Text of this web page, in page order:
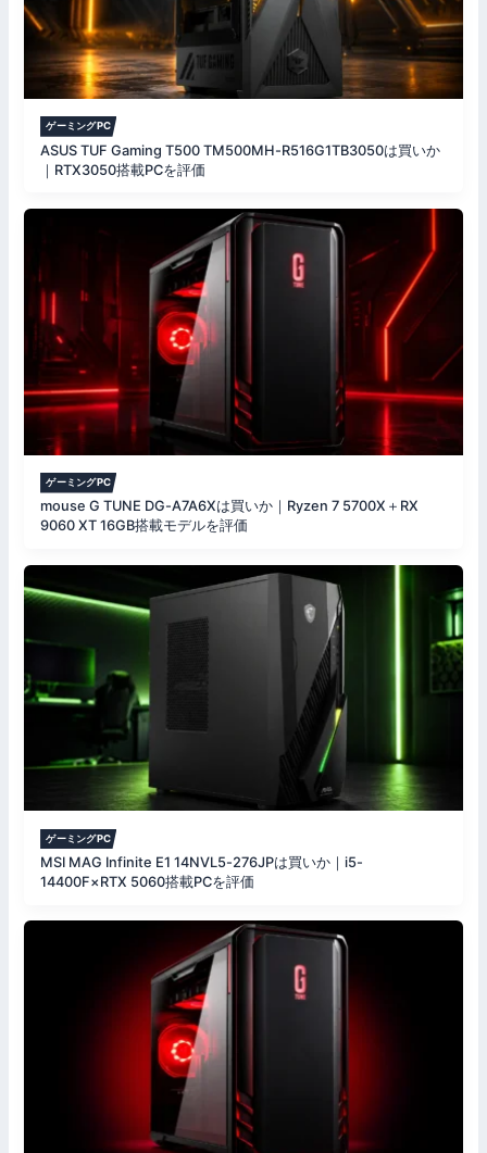
ゲーミングPC
ASUS TUF Gaming T500 TM500MH-R516G1TB3050は買いか
｜RTX3050搭載PCを評価
ゲーミングPC
mouse G TUNE DG-A7A6Xは買いか｜Ryzen 7 5700X＋RX
9060 XT 16GB搭載モデルを評価
ゲーミングPC
MSI MAG Infinite E1 14NVL5-276JPは買いか｜i5-
14400F×RTX 5060搭載PCを評価